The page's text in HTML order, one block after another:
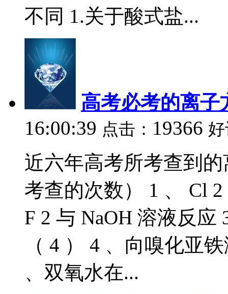
不同 1.关于酸式盐...
高考必考的离子
16:00:39 点击： 19366
近六年高考所考查到
考查的次数） 1 、 Cl
F 2 与 NaOH 溶液反
（ 4 ） 4 、向嗅化亚
、双氧水在...